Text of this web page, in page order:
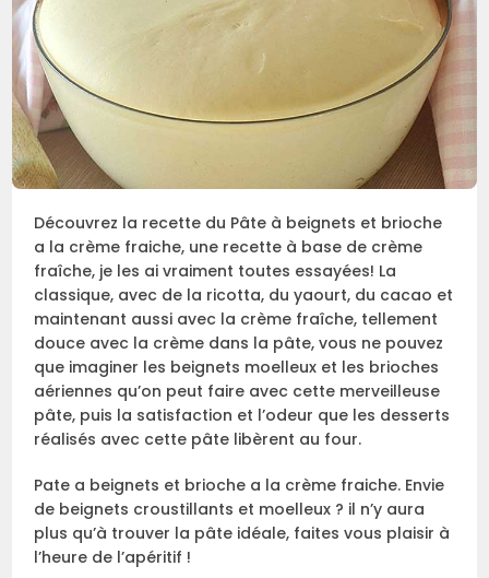
Découvrez la recette du Pâte à beignets et brioche
a la crème fraiche, une recette à base de crème
fraîche, je les ai vraiment toutes essayées! La
classique, avec de la ricotta, du yaourt, du cacao et
maintenant aussi avec la crème fraîche, tellement
douce avec la crème dans la pâte, vous ne pouvez
que imaginer les beignets moelleux et les brioches
aériennes qu’on peut faire avec cette merveilleuse
pâte, puis la satisfaction et l’odeur que les desserts
réalisés avec cette pâte libèrent au four.
Pate a beignets et brioche a la crème fraiche. Envie
de beignets croustillants et moelleux ? il n’y aura
plus qu’à trouver la pâte idéale, faites vous plaisir à
l’heure de l’apéritif !